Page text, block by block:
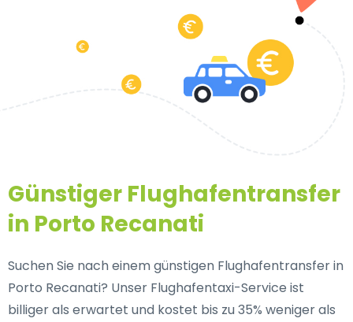
Günstiger Flughafentransfer
in Porto Recanati
Suchen Sie nach einem günstigen Flughafentransfer in
Porto Recanati? Unser Flughafentaxi-Service ist
billiger als erwartet und kostet bis zu 35% weniger als